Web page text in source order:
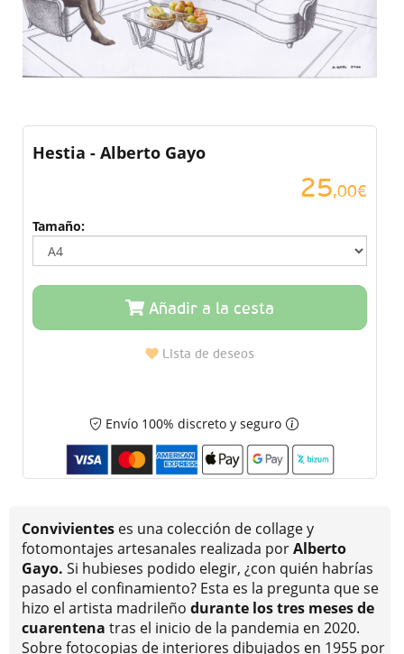
Hestia - Alberto Gayo
25,00€
Tamaño:
Añadir a la cesta
Lista de deseos
Envío 100% discreto y seguro
Convivientes es una colección de collage y
fotomontajes artesanales realizada porAlberto
Gayo. Si hubieses podido elegir, ¿con quién habrías
pasado el confinamiento? Esta es la pregunta que se
hizo el artista madrileño durante los tres meses de
cuarentena tras el inicio de la pandemia en 2020.
Sobre fotocopias de interiores dibujados en 1955 por